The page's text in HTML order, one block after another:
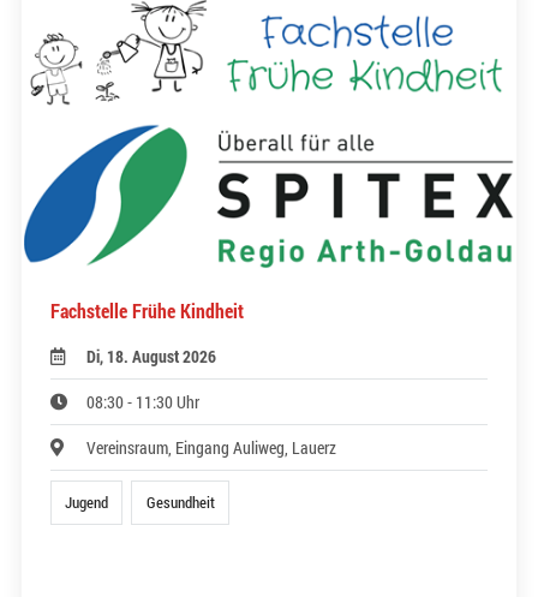
Fachstelle Frühe Kindheit
Di, 18. August 2026
08:30 - 11:30 Uhr
Vereinsraum, Eingang Auliweg, Lauerz
Jugend Gesundheit